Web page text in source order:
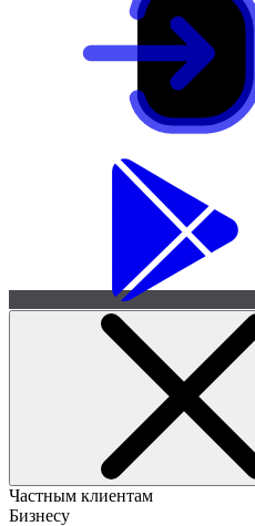
Частным клиентам
Бизнесу